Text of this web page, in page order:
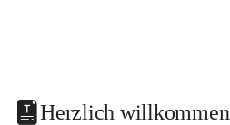
Herzlich willkommen